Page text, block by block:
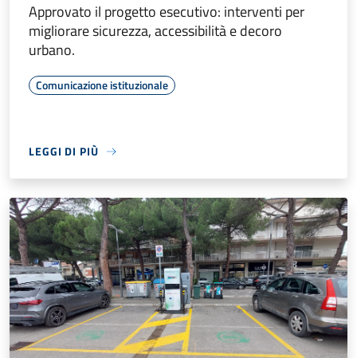
Approvato il progetto esecutivo: interventi per
migliorare sicurezza, accessibilità e decoro
urbano.
Comunicazione istituzionale
LEGGI DI PIÙ